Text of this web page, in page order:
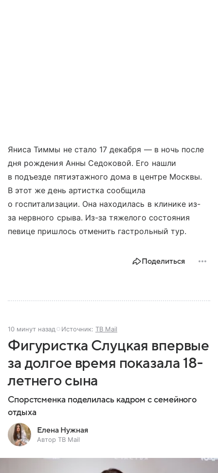
Яниса Тиммы не стало 17 декабря — в ночь после
дня рождения Анны Седоковой. Его нашли
в подъезде пятиэтажного дома в центре Москвы.
В этот же день артистка сообщила
о госпитализации. Она находилась в клинике из-
за нервного срыва. Из-за тяжелого состояния
певице пришлось отменить гастрольный тур.
Поделиться
10 минут назад Источник: ТВ Mail
Фигуристка Слуцкая впервые
за долгое время показала 18-
летнего сына
Спорстсменка поделилась кадром с семейного
отдыха
Елена Нужная
Автор ТВ Mail